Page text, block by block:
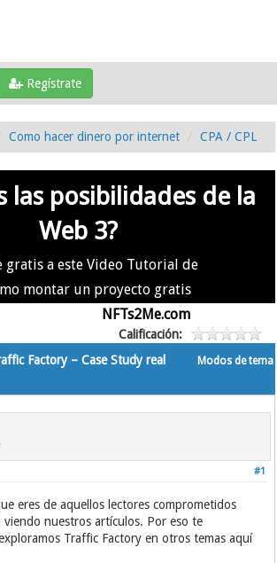
Regístrate
Como hacer dinero por internet CPA / CPL
las posibilidades de la
Web 3?
gratis a este Video Tutorial de
montar un proyecto gratis
NFTs2Me.com
Calificación:
Modos de tema
Factory – Case Study real
#1
eres de aquellos lectores comprometidos
viendo nuestros artículos. Por eso te
Traffic Factory en otros temas aquí